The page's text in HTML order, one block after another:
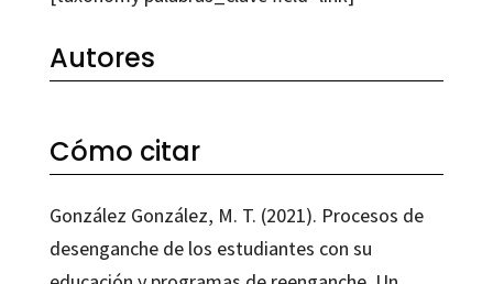
Autores
Cómo citar
González González, M. T. (2021). Procesos de
desenganche de los estudiantes con su